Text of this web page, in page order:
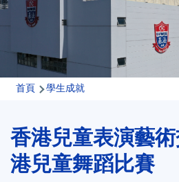
導
連
結
首頁 學生成就
香港兒童表演藝
港兒童舞蹈比賽